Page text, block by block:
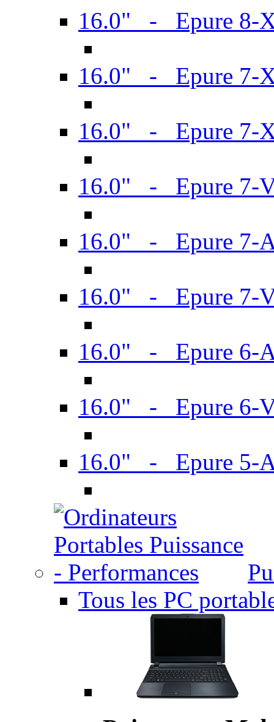
16.0" - Epure 8-
16.0" - Epure 7-
16.0" - Epure 7-
16.0" - Epure 7-
16.0" - Epure 7-
16.0" - Epure 7-
16.0" - Epure 6-
16.0" - Epure 6-
16.0" - Epure 5-
Tous les PC